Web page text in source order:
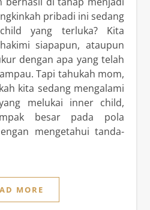
pribadi ini sedang
yang terluka? Kita
siapapun, ataupun
dengan apa yang telah
Tapi tahukah mom,
kita sedang mengalami
melukai inner child,
besar pada pola
mengetahui tanda-
MORE